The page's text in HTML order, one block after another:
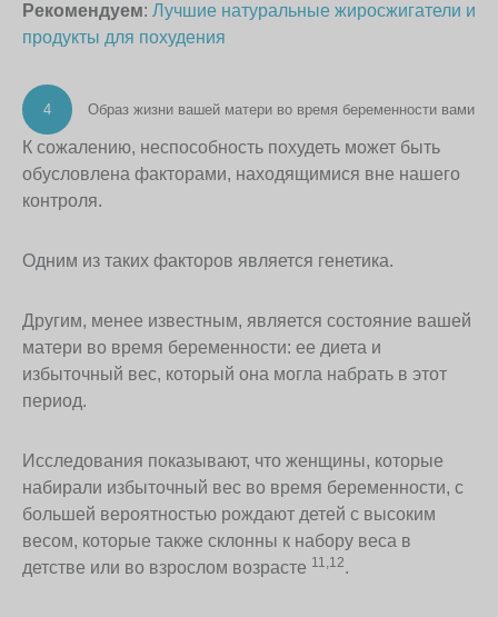
Рекомендуем: Лучшие натуральные жиросжигатели и
продукты для похудения
4 Образ жизни вашей матери во время беременности вами
К сожалению, неспособность похудеть может быть
обусловлена факторами, находящимися вне нашего
контроля.
Одним из таких факторов является генетика.
Другим, менее известным, является состояние вашей
матери во время беременности: ее диета и
избыточный вес, который она могла набрать в этот
период.
Исследования показывают, что женщины, которые
набирали избыточный вес во время беременности, с
большей вероятностью рождают детей с высоким
весом, которые также склонны к набору веса в
детстве или во взрослом возрасте 11,12.